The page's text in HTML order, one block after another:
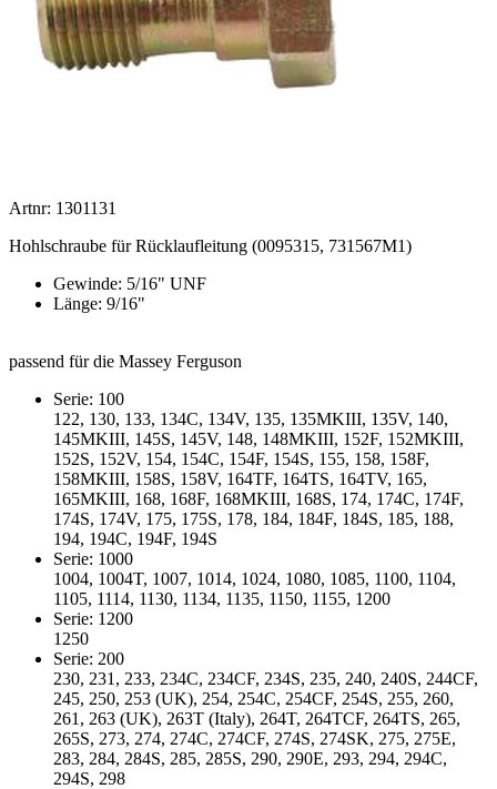
Artnr: 1301131
Hohlschraube für Rücklaufleitung (0095315, 731567M1)
Gewinde: 5/16" UNF
Länge: 9/16"
passend für die Massey Ferguson
Serie: 100
122, 130, 133, 134C, 134V, 135, 135MKIII, 135V, 140,
145MKIII, 145S, 145V, 148, 148MKIII, 152F, 152MKIII,
152S, 152V, 154, 154C, 154F, 154S, 155, 158, 158F,
158MKIII, 158S, 158V, 164TF, 164TS, 164TV, 165,
165MKIII, 168, 168F, 168MKIII, 168S, 174, 174C, 174F,
174S, 174V, 175, 175S, 178, 184, 184F, 184S, 185, 188,
194, 194C, 194F, 194S
Serie: 1000
1004, 1004T, 1007, 1014, 1024, 1080, 1085, 1100, 1104,
1105, 1114, 1130, 1134, 1135, 1150, 1155, 1200
Serie: 1200
1250
Serie: 200
230, 231, 233, 234C, 234CF, 234S, 235, 240, 240S, 244CF,
245, 250, 253 (UK), 254, 254C, 254CF, 254S, 255, 260,
261, 263 (UK), 263T (Italy), 264T, 264TCF, 264TS, 265,
265S, 273, 274, 274C, 274CF, 274S, 274SK, 275, 275E,
283, 284, 284S, 285, 285S, 290, 290E, 293, 294, 294C,
294S, 298